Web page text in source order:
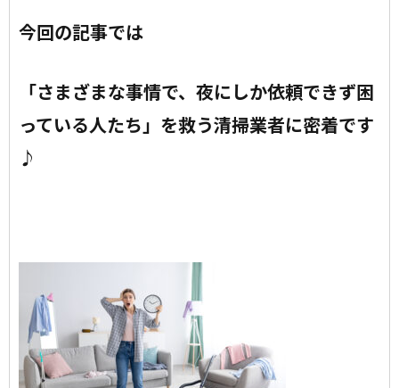
今回の記事では
「さまざまな事情で、夜にしか依頼できず困
っている人たち」を救う清掃業者に密着です
♪